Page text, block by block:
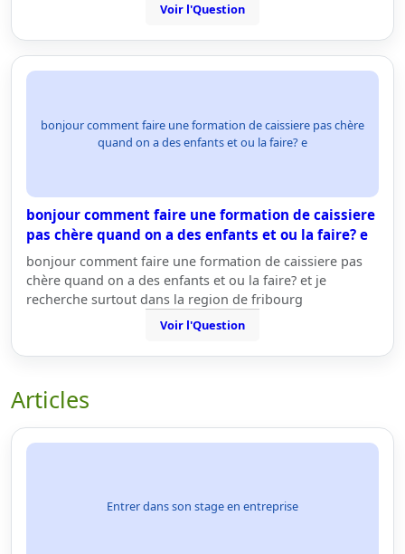
Voir l'Question
bonjour comment faire une formation de caissiere pas chère
quand on a des enfants et ou la faire? e
bonjour comment faire une formation de caissiere
pas chère quand on a des enfants et ou la faire? e
bonjour comment faire une formation de caissiere pas
chère quand on a des enfants et ou la faire? et je
recherche surtout dans la region de fribourg
Voir l'Question
Articles
Entrer dans son stage en entreprise